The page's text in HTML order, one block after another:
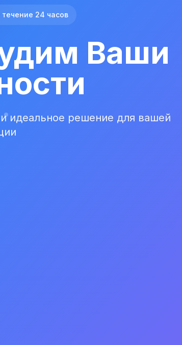
24 часов
Ваши
идеальное решение для вашей